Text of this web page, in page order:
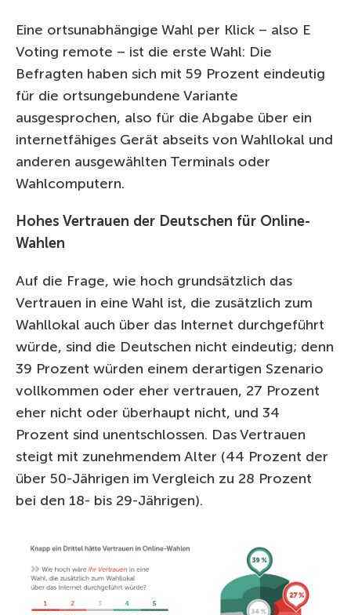
Eine ortsunabhängige Wahl per Klick – also E
Voting remote – ist die erste Wahl: Die
Befragten haben sich mit 59 Prozent eindeutig
für die ortsungebundene Variante
ausgesprochen, also für die Abgabe über ein
internetfähiges Gerät abseits von Wahllokal und
anderen ausgewählten Terminals oder
Wahlcomputern.
Hohes Vertrauen der Deutschen für Online-
Wahlen
Auf die Frage, wie hoch grundsätzlich das
Vertrauen in eine Wahl ist, die zusätzlich zum
Wahllokal auch über das Internet durchgeführt
würde, sind die Deutschen nicht eindeutig; denn
39 Prozent würden einem derartigen Szenario
vollkommen oder eher vertrauen, 27 Prozent
eher nicht oder überhaupt nicht, und 34
Prozent sind unentschlossen. Das Vertrauen
steigt mit zunehmendem Alter (44 Prozent der
über 50-Jährigen im Vergleich zu 28 Prozent
bei den 18- bis 29-Jährigen).